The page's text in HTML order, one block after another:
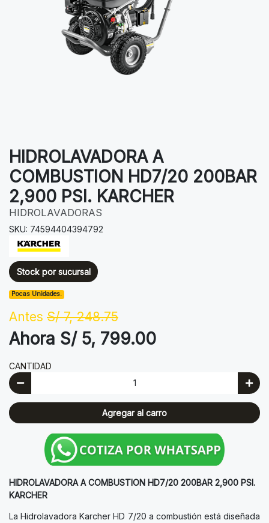
HIDROLAVADORA A
COMBUSTION HD7/20 200BAR
2,900 PSI. KARCHER
HIDROLAVADORAS
SKU: 74594404394792
Stock por sucursal
Pocas Unidades.
Antes S/ 7, 248.75
Ahora S/ 5, 799.00
CANTIDAD
Agregar al carro
HIDROLAVADORA A COMBUSTION HD7/20 200BAR 2,900 PSI.
KARCHER
La Hidrolavadora Karcher HD 7/20 a combustión está diseñada